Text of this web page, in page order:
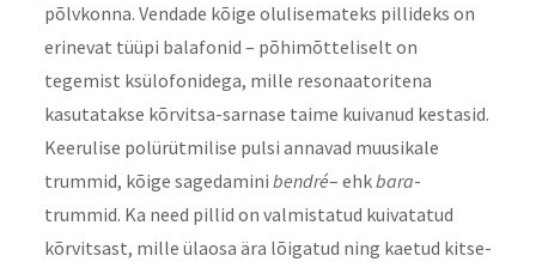
põlvkonna. Vendade kõige olulisemateks pillideks on
erinevat tüüpi balafonid – põhimõtteliselt on
tegemist ksülofonidega, mille resonaatoritena
kasutatakse kõrvitsa-sarnase taime kuivanud kestasid.
Keerulise polürütmilise pulsi annavad muusikale
trummid, kõige sagedamini bendré– ehkbara-
trummid. Ka need pillid on valmistatud kuivatatud
kõrvitsast, mille ülaosa ära lõigatud ning kaetud kitse-